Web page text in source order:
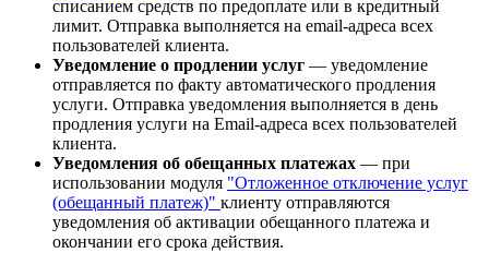
списанием средств по предоплате или в кредитный
лимит. Отправка выполняется на email-адреса всех
пользователей клиента.
Уведомление о продлении услуг — уведомление
отправляется по факту автоматического продления
услуги. Отправка уведомления выполняется в день
продления услуги на Email-адреса всех пользователей
клиента.
Уведомления об обещанных платежах — при
использовании модуля "Отложенное отключение услуг
(обещанный платеж)" клиенту отправляются
уведомления об активации обещанного платежа и
окончании его срока действия.